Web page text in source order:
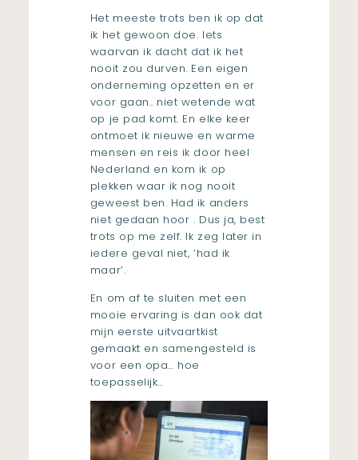
Het meeste trots ben ik op dat
ik het gewoon doe. Iets
waarvan ik dacht dat ik het
nooit zou durven. Een eigen
onderneming opzetten en er
voor gaan.. niet wetende wat
op je pad komt. En elke keer
ontmoet ik nieuwe en warme
mensen en reis ik door heel
Nederland en kom ik op
plekken waar ik nog nooit
geweest ben. Had ik anders
niet gedaan hoor . Dus ja, best
trots op me zelf. Ik zeg later in
iedere geval niet, ‘had ik
maar’.
En om af te sluiten met een
mooie ervaring is dan ook dat
mijn eerste uitvaartkist
gemaakt en samengesteld is
voor een opa… hoe
toepasselijk…